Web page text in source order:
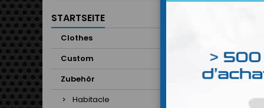
STARTSEITE
Clothes
Custom
Zubehör
Habitacle